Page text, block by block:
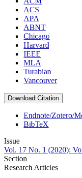
ACS
APA
ABNT
Chicago
Harvard
IEEE
MLA
Turabian
Vancouver
Download Citation
Endnote/Zotero/
BibTeX
Issue
Vol. 17 No. 1 (2020):
Section
Research Articles